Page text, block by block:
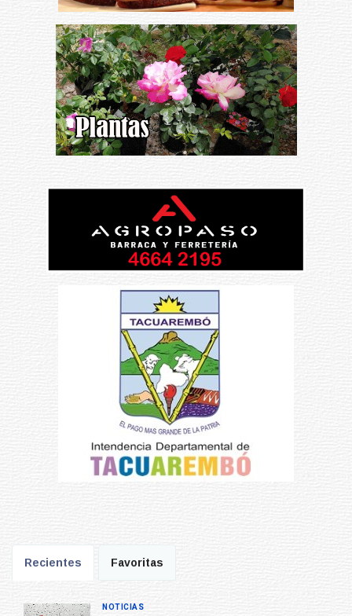
Recientes Favoritas
NOTICIAS